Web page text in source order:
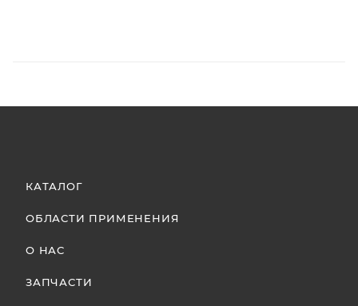
КАТАЛОГ
ОБЛАСТИ ПРИМЕНЕНИЯ
О НАС
ЗАПЧАСТИ